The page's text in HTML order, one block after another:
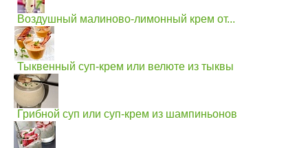
Воздушный малиново-лимонный крем от...
Тыквенный суп-крем или велюте из тыквы
Грибной суп или суп-крем из шампиньонов